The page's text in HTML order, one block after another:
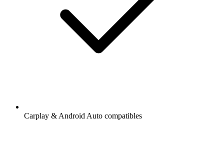
Carplay & Android Auto compatibles